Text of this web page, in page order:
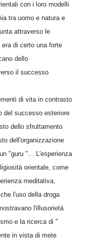
con i loro modelli
tra uomo e natura e
attraverso le
di certo una forte
dello
il successo
di vita in contrasto
del successo esteriore
dello sfruttamento
dell'organizzazione
"guru "... L'esperienza
orientale, come
meditativa,
l'uso della droga
l'illusorietà
e la ricerca di "
in vista di mete